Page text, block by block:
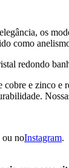
os
como
redondo
e zinco
ou noInstagram.